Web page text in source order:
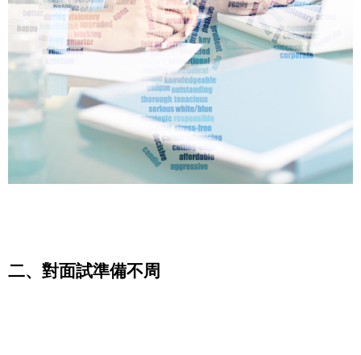
二、對面試準備不周